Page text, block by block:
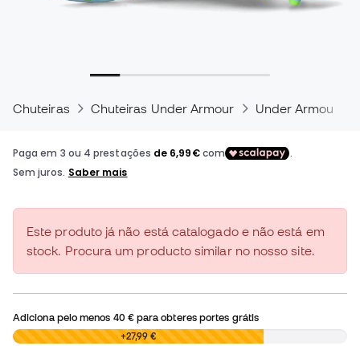
Chuteiras Chuteiras Under Armour Under Armour
Este produto já não está catalogado e não está em
stock. Procura um producto similar no nosso site.
Adiciona pelo menos 40 €para obteres portes grátis
0,00 € +27,99 €